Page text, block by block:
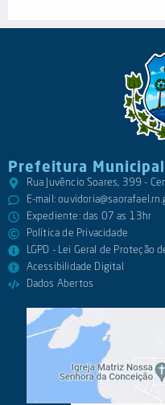
Prefeitura Municipal
Rua Juvêncio Soares, 399 -
E-mail:
Expediente: das 07 as 13hr
Política de Privacidade
LGPD - Lei Geral de Proteção
Acessibilidade Digital
Dados Abertos